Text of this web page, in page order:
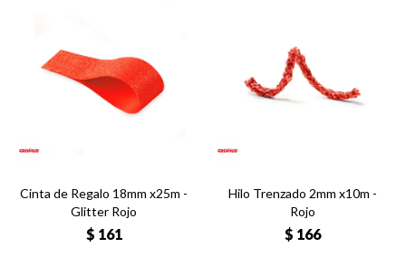
Cinta de Regalo 18mm x25m -
Glitter Rojo
$ 161
Hilo Trenzado 2mm x10m -
Rojo
$ 166